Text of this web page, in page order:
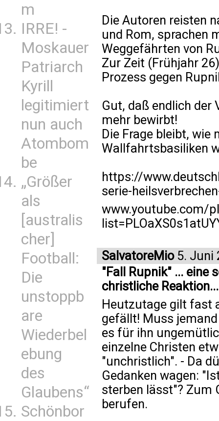
m
IRRE! -
Moskauer
Patriarch
Kyrill
legitimiert
nun auch
Atombom
be
„Größer
als
[australis
cher]
Football:
Die
unstoppb
are
Wiederbel
ebung
des
Glaubens“
Schönbor
Die Autoren reisten
und Rom, sprachen
Weggefährten von
Zur Zeit (Frühjahr
Prozess gegen
Gut, daß endlich der
mehr bewirbt!
Die Frage bleibt, wie
Wallfahrtsbasiliken
https://
serie-
www.youtube.com/
SalvatoreMio5. Juni
"Fall Rupnik" ... eine
christliche
Heutzutage gilt fast
gefällt! Muss
es für ihn
einzelne Christen
"unchristlich". - Da
Gedanken wagen:
sterben lässt"? Zum
berufen.